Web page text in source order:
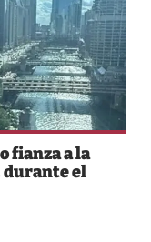
fianza a la
durante el